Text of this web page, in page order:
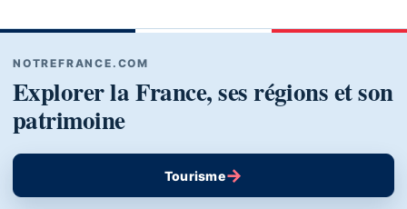
NOTREFRANCE.COM
Explorer la France, ses régions et son
patrimoine
Tourisme→